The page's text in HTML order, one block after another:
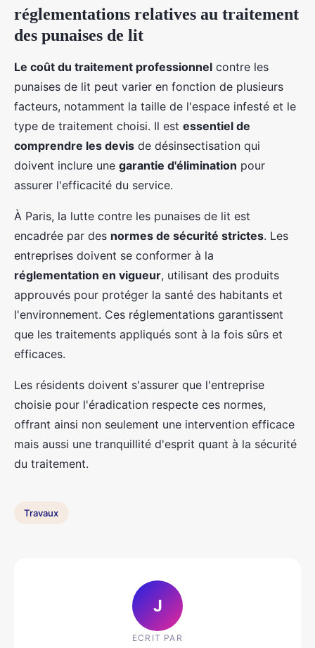
réglementations relatives au traitement
des punaises de lit
Le coût du traitement professionnel contre les
punaises de lit peut varier en fonction de plusieurs
facteurs, notamment la taille de l'espace infesté et le
type de traitement choisi. Il est essentiel de
comprendre les devis de désinsectisation qui
doivent inclure une garantie d'élimination pour
assurer l'efficacité du service.
À Paris, la lutte contre les punaises de lit est
encadrée par des normes de sécurité strictes. Les
entreprises doivent se conformer à la
réglementation en vigueur, utilisant des produits
approuvés pour protéger la santé des habitants et
l'environnement. Ces réglementations garantissent
que les traitements appliqués sont à la fois sûrs et
efficaces.
Les résidents doivent s'assurer que l'entreprise
choisie pour l'éradication respecte ces normes,
offrant ainsi non seulement une intervention efficace
mais aussi une tranquillité d'esprit quant à la sécurité
du traitement.
Travaux
J
ECRIT PAR